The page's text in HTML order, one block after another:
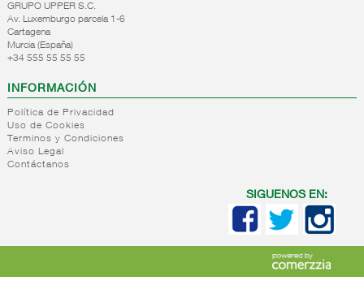
Salsas
de soja
Salsas
deshidratadas
Aceite
semillas
Aceite
blend
Sal
+
Sal
cocina
Saleros
Pasta
seca
+
Pasta
normal
Pasta
Sopas
concentrados
Caldos
+
Legumbres
Salsas +
GRUPO UPPER S.C.
Av. Luxemburgo parcela 1-6
Cartagena
Murcia (España)
+34 555 55 55 55
INFORMACIÓN
Política de Privacidad
Uso de Cookies
Terminos y Condiciones
Aviso Legal
Contáctanos
SIGUENOS EN: